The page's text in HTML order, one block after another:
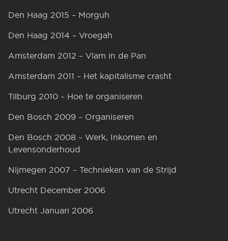
Den Haag 2015 – Morguh
Den Haag 2014 – Vroegah
Amsterdam 2012 – Vlam in de Pan
Amsterdam 2011 – Het kapitalisme crasht
Tilburg 2010 – Hoe te organiseren
Den Bosch 2009 – Organiseren
Den Bosch 2008 – Werk, Inkomen en
Levensonderhoud
Nijmegen 2007 – Technieken van de Strijd
Utrecht December 2006
Utrecht Januari 2006